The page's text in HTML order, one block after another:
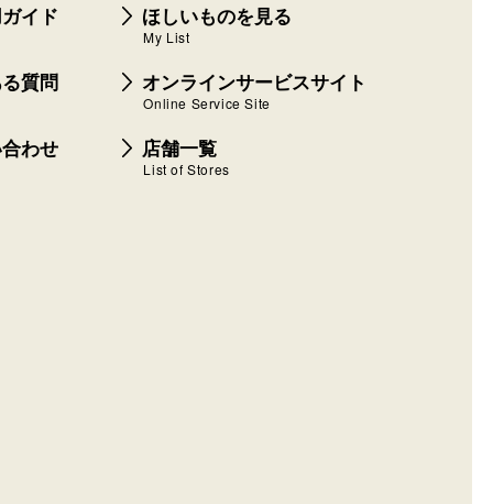
イド ほしいものを見る
My List
質問 オンラインサービスサイト
Online Service Site
わせ 店舗一覧
List of Stores